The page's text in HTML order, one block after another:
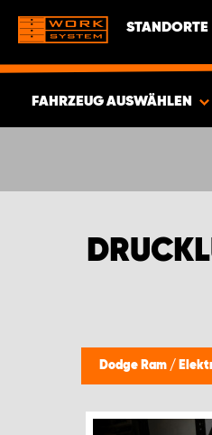
STANDORTE
FAHRZEUG AUSWÄHLEN
ARTIKEL
Dodge Ram /